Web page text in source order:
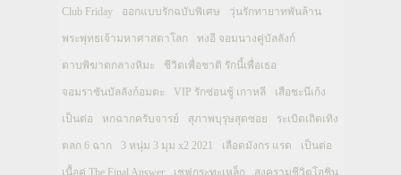
Club Friday ออกแบบรักฉบับพิเศษ วุ่นรักทายาทพันล้าน
พระพุทธเจ้ามหาศาสดาโลก ทงอี จอมนางคู่บัลลังก์
ดาบพิฆาตกลางหิมะ ชีวิตเพื่อชาติ รักนี้เพื่อเธอ
จอมราชันบัลลังก์อมตะ VIP รักซ่อนชู้ เกาหลี เสือชะนีเก้ง
เป็นต่อ หกฉากครับจารย์ สุภาพบุรุษสุดซอย ระเบิดเถิดเทิง
ตลก 6 ฉาก 3 หนุ่ม 3 มุม x2 2021 เลือดมังกร แรด เป็นต่อ
เนื้อคู่ The Final Answer เชฟกระทะเหล็ก สงครามชีวิตโอชิน